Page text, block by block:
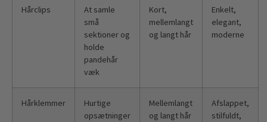
Hårclips
At samle
små
sektioner og
holde
pandehår
væk
Kort,
mellemlangt
og langt hår
Enkelt,
elegant,
moderne
Hårklemmer
Hurtige
opsætninger
Mellemlangt
og langt hår
Afslappet,
stilfuldt,